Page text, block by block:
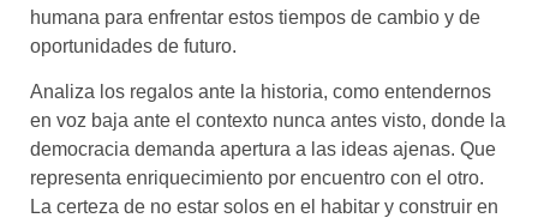
humana para enfrentar estos tiempos de cambio y de
oportunidades de futuro.
Analiza los regalos ante la historia, como entendernos
en voz baja ante el contexto nunca antes visto, donde la
democracia demanda apertura a las ideas ajenas. Que
representa enriquecimiento por encuentro con el otro.
La certeza de no estar solos en el habitar y construir en